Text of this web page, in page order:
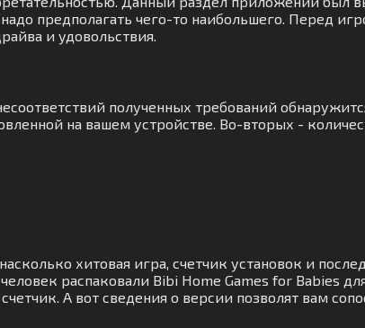
предполагать чего-то наибольшего. Перед
и удовольствия.
полученных требований
на вашем устройстве. Во-вторых -
хитовая игра, счетчик установок и
распаковали Bibi Home Games for Babies
А вот сведения о версии позволят вам